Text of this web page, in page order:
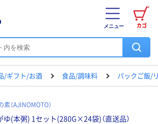
カゴ
メニュー
/ギフト/お酒 食品/調味料 パックご飯/
素（AJINOMOTO）
ゆ(本粥) 1セット(280G×24袋)（直送品）